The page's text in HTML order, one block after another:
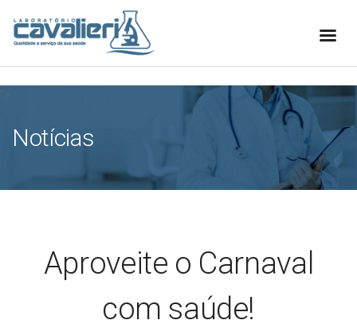
[elfsight_whatsapp_chat id="1"]
">
Notícias
Aproveite o Carnaval
com saúde!